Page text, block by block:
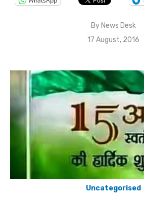
By News Desk
Posted
17 August, 2016
Uncategorised